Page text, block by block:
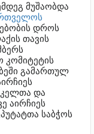
მუშაობდა
დროს
თავის
კომიტეტის
გამართულ
და
აირჩიეს
საბჭოს